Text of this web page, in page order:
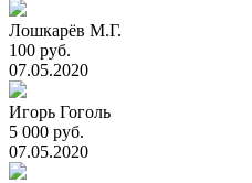
Лошкарёв М.Г.
100 руб.
07.05.2020
Игорь Гоголь
5 000 руб.
07.05.2020